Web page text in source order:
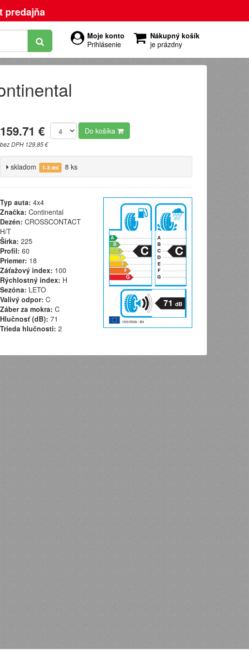
predajňa
Moje konto
Prihlásenie
Nákupný košík
je prázdny
159.71 €
bez DPH 129.85 €
Do košíka
skladom 1-3 dni 8 ks
Typ auta: 4x4
Značka: Continental
Dezén: CROSSCONTACT
H/T
Šírka: 225
Profil: 60
Priemer: 18
Záťažový index: 100
Rýchlostný index: H
Sezóna: LETO
Valivý odpor: C
Záber za mokra: C
Hlučnosť (dB): 71
Trieda hlučnosti: 2